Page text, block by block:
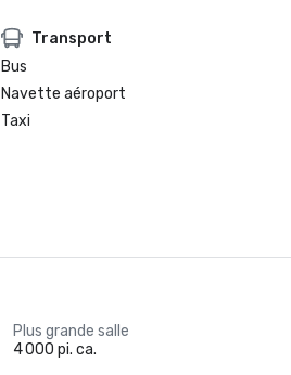
Transport
Bus
Navette aéroport
Taxi
Plus grande salle
4 000 pi. ca.